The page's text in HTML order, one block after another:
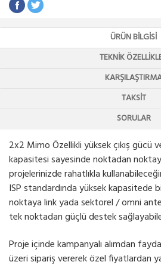
ÜRÜN BILGISI
TEKNIK
TAKSIT
SORULAR
2x2 Mimo Özellikli yüksek çıkış gücü
kapasitesi sayesinde noktadan
projelerinizde rahatlıkla
ISP standardında yüksek kapasitede
noktaya link yada sektorel / omni
tek noktadan güçlü destek
Proje içinde kampanyalı alımdan
üzeri sipariş vererek özel fiyatlardan